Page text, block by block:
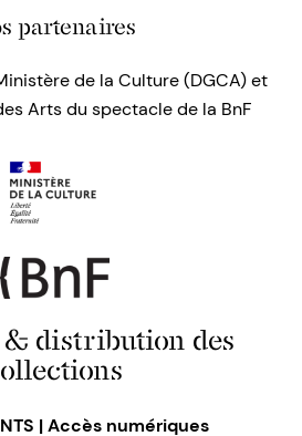
partenaires
de la Culture (DGCA) et
Arts du spectacle de la BnF
distribution des
| Accès numériques